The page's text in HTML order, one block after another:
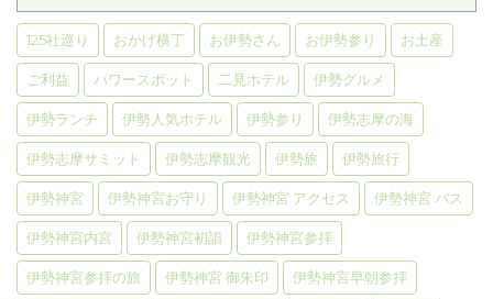
125社巡り おかげ横丁 お伊勢さん お伊勢参り お土産
ご利益 パワースポット 二見ホテル 伊勢グルメ
伊勢ランチ 伊勢人気ホテル 伊勢参り 伊勢志摩の海
伊勢志摩サミット 伊勢志摩観光 伊勢旅 伊勢旅行
伊勢神宮 伊勢神宮お守り 伊勢神宮 アクセス 伊勢神宮 バス
伊勢神宮内宮 伊勢神宮初詣 伊勢神宮参拝
伊勢神宮参拝の旅 伊勢神宮 御朱印 伊勢神宮早朝参拝